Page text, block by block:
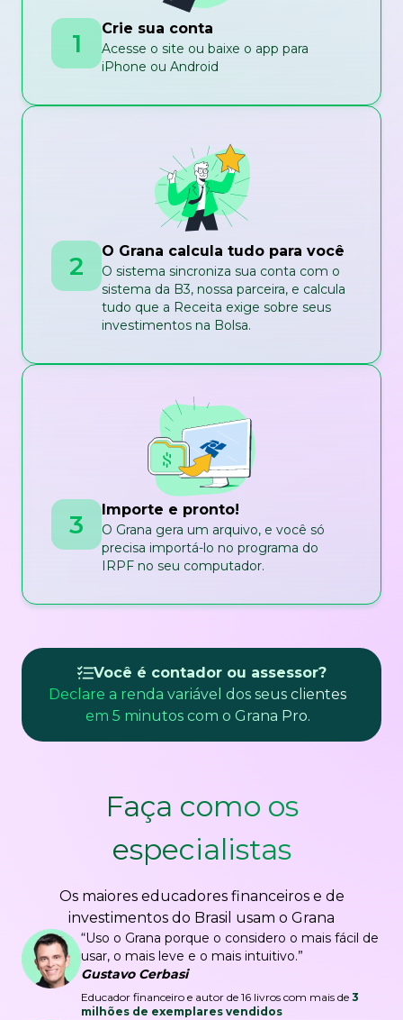
1 Crie sua conta
Acesse o site ou baixe o app para
iPhone ou Android
2 O Grana calcula tudo para você
O sistema sincroniza sua conta com o
sistema da B3, nossa parceira, e calcula
tudo que a Receita exige sobre seus
investimentos na Bolsa.
3 Importe e pronto!
O Grana gera um arquivo, e você só
precisa importá-lo no programa do
IRPF no seu computador.
Você é contador ou assessor?
Declare a renda variável dos seus clientes
em 5 minutos com o Grana Pro.
Faça como os
especialistas
Os maiores educadores financeiros e de
investimentos do Brasil usam o Grana
“Uso o Grana porque o considero o mais fácil de
usar, o mais leve e o mais intuitivo.”
Gustavo Cerbasi
Educador financeiro e autor de 16 livros com mais de 3
milhões de exemplares vendidos